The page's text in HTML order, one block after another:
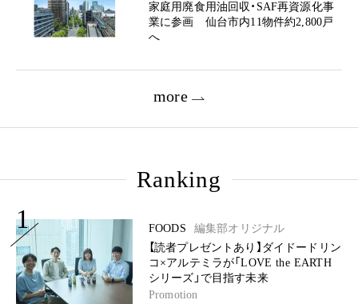
家庭用廃食用油回収・SAF再資源化事
業に参画 仙台市内11物件約2,800戸
へ
more
Ranking
1 FOODS
編集部オリジナル
【読者プレゼントあり】ダイドードリン
コ×アルテミラが「LOVE the EARTH
シリーズ」で目指す未来
Promotion